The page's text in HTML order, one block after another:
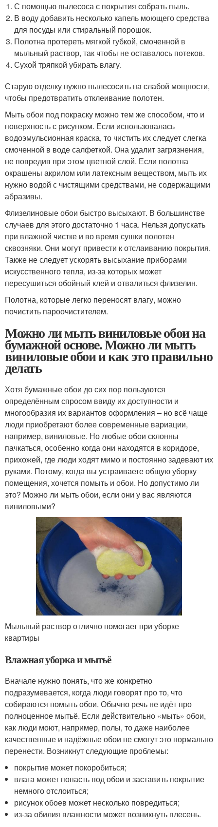
С помощью пылесоса с покрытия собрать пыль.
В воду добавить несколько капель моющего средства
для посуды или стиральный порошок.
Полотна протереть мягкой губкой, смоченной в
мыльный раствор, так чтобы не оставалось потеков.
Сухой тряпкой убирать влагу.
Старую отделку нужно пылесосить на слабой мощности,
чтобы предотвратить отклеивание полотен.
Мыть обои под покраску можно тем же способом, что и
поверхность с рисунком. Если использовалась
водоэмульсионная краска, то чистить их следует слегка
смоченной в воде салфеткой. Она удалит загрязнения,
не повредив при этом цветной слой. Если полотна
окрашены акрилом или латексным веществом, мыть их
нужно водой с чистящими средствами, не содержащими
абразивы.
Флизелиновые обои быстро высыхают. В большинстве
случаев для этого достаточно 1 часа. Нельзя допускать
при влажной чистке и во время сушки полотен
сквозняки. Они могут привести к отслаиванию покрытия.
Также не следует ускорять высыхание приборами
искусственного тепла, из-за которых может
пересушиться обойный клей и отвалиться флизелин.
Полотна, которые легко переносят влагу, можно
почистить пароочистителем.
Можно ли мыть виниловые обои на
бумажной основе. Можно ли мыть
виниловые обои и как это правильно
делать
Хотя бумажные обои до сих пор пользуются
определённым спросом ввиду их доступности и
многообразия их вариантов оформления – но всё чаще
люди приобретают более современные вариации,
например, виниловые. Но любые обои склонны
пачкаться, особенно когда они находятся в коридоре,
прихожей, где люди ходят мимо и постоянно задевают их
руками. Потому, когда вы устраиваете общую уборку
помещения, хочется помыть и обои. Но допустимо ли
это? Можно ли мыть обои, если они у вас являются
виниловыми?
Мыльный раствор отлично помогает при уборке
квартиры
Влажная уборка и мытьё
Вначале нужно понять, что же конкретно
подразумевается, когда люди говорят про то, что
собираются помыть обои. Обычно речь не идёт про
полноценное мытьё. Если действительно «мыть» обои,
как люди моют, например, полы, то даже наиболее
качественные и надёжные обои не смогут это нормально
перенести. Возникнут следующие проблемы:
покрытие может покоробиться;
влага может попасть под обои и заставить покрытие
немного отслоиться;
рисунок обоев может несколько повредиться;
из-за обилия влажности может возникнуть плесень.